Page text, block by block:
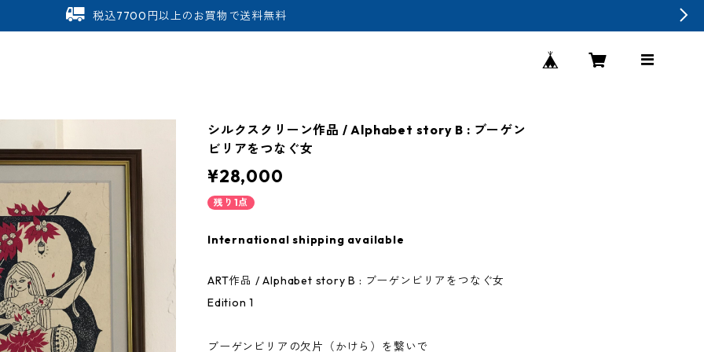
税込7700円以上のお買物で送料無料
シルクスクリーン作品 / Alphabet story B : ブーゲン
ビリアをつなぐ女
¥28,000
残り1点
International shipping available
ART作品 / Alphabet story B : ブーゲンビリアをつなぐ女
Edition 1
ブーゲンビリアの欠片（かけら）を繋いで